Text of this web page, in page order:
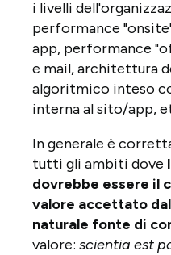
i livelli
performance
app, performance
e mail, architettura
algoritmico inteso
interna al sito/app,
In generale è
tutti gli ambiti dove
dovrebbe essere il
valore accettato
naturale fonte di
valore: scientia est